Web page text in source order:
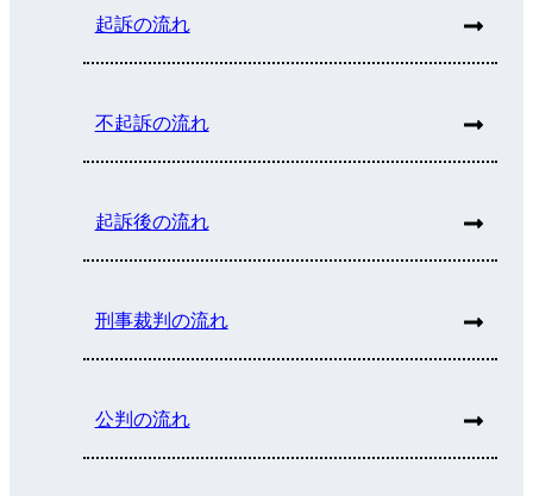
起訴の流れ
不起訴の流れ
起訴後の流れ
刑事裁判の流れ
公判の流れ